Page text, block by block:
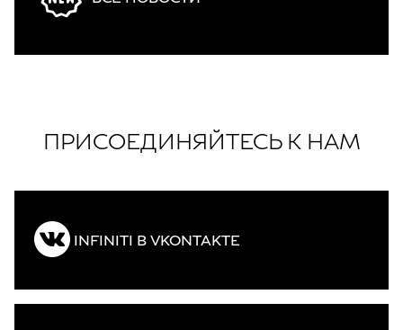
ПРИСОЕДИНЯЙТЕСЬ К НАМ
INFINITI В VKONTAKTE